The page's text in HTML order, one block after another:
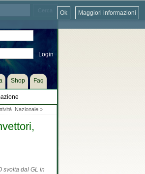
Shop Faq
Nazionale»
svolta dal GL in
Maggiori informazioni
Ok